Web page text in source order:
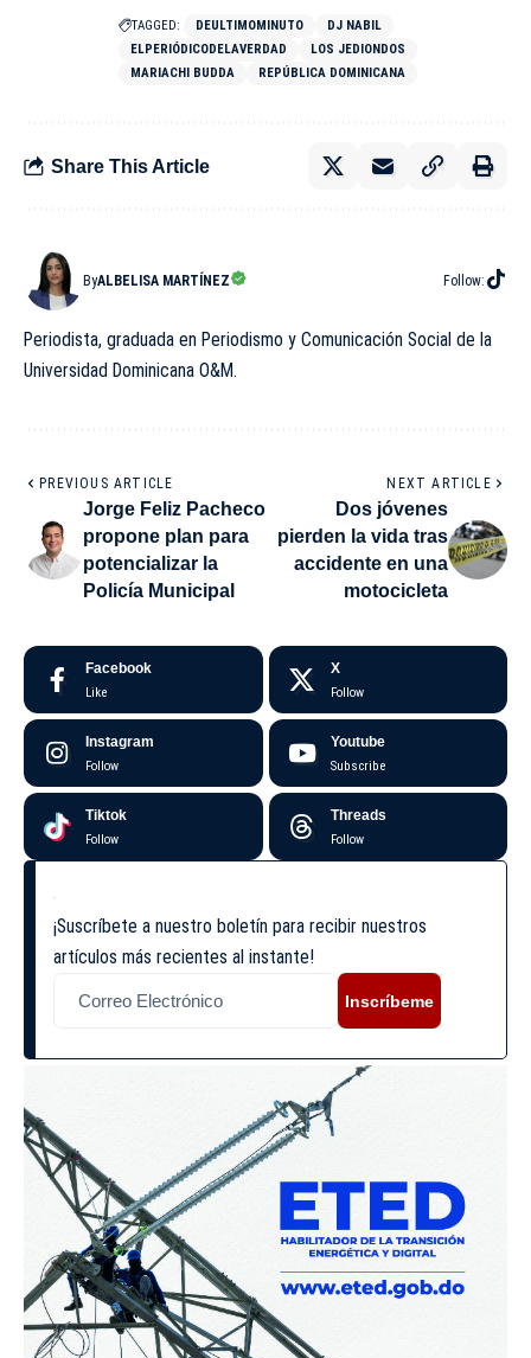
TAGGED: DEULTIMOMINUTO
DJ NABIL
ELPERIÓDICODELAVERDAD
LOS JEDIONDOS
MARIACHI BUDDA
REPÚBLICA DOMINICANA
Share This Article
ByALBELISA MARTÍNEZ Follow:
Periodista, graduada en Periodismo y Comunicación Social de la
Universidad Dominicana O&M.
PREVIOUS ARTICLE
Jorge Feliz Pacheco
propone plan para
potencializar la
Policía Municipal
NEXT ARTICLE
Dos jóvenes
pierden la vida tras
accidente en una
motocicleta
Facebook
Like
X
Follow
Instagram
Follow
Youtube
Subscribe
Tiktok
Follow
Threads
Follow
¡Suscríbete a nuestro boletín para recibir nuestros
artículos más recientes al instante!
Inscríbeme